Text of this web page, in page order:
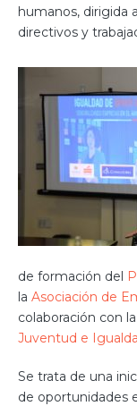
humanos, dirigida
directivos y
de formación del
la Asociación de
colaboración con la
Juventud e
Se trata de una
de oportunidades